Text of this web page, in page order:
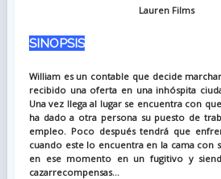
Lauren Films
SINOPSIS
William es un contable que decide
recibido una oferta en una inhóspita
Una vez llega al lugar se encuentra con
ha dado a otra persona su puesto de
empleo. Poco después tendrá que
cuando este lo encuentra en la cama con
en ese momento en un fugitivo y
cazarrecompensas...